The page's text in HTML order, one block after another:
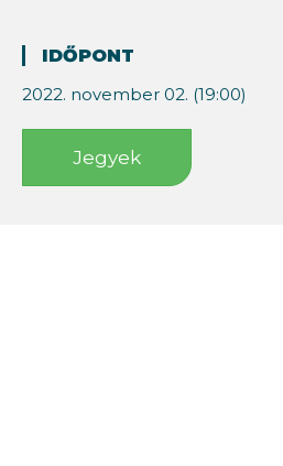
IDŐPONT
2022. november 02. (19:00)
Jegyek